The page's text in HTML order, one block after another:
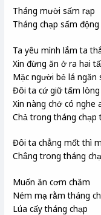
Tháng mười sấm rạp
Tháng chạp sấm động
Ta yêu mình lắm ta
Xin đừng ăn ở ra hai
Mặc người bẻ lá ngăn
Đôi ta cứ giữ tấm lòng
Xin nàng chớ có nghe
Chả trong tháng chạp
Đôi ta chẳng mốt thì
Chẳng trong tháng
Muốn ăn cơm chăm
Ném mạ rằm tháng
Lúa cấy tháng chạp